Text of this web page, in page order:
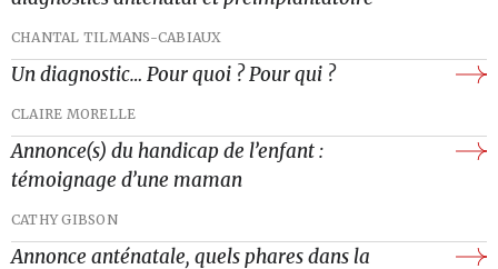
CHANTAL TILMANS-CABIAUX
Un diagnostic… Pour quoi ? Pour qui ?
CLAIRE MORELLE
Annonce(s) du handicap de l’enfant :
témoignage d’une maman
CATHY GIBSON
Annonce anténatale, quels phares dans la